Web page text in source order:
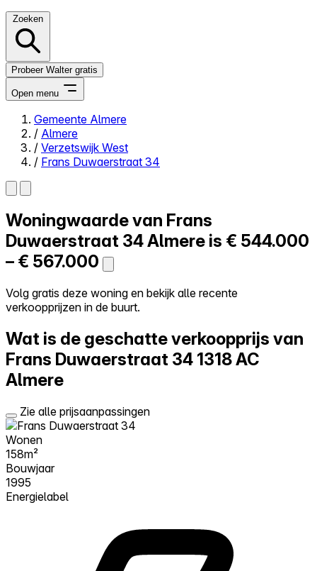
Zoeken
Probeer Walter gratis
Open menu
Close menu
Zelf kopen
Alles-in-één
Reviews
Prijzen
Log in
Probeer Walter gratis
Gemeente Almere
/ Almere
/ Verzetswijk West
/ Frans Duwaerstraat 34
Woningwaarde van Frans
Duwaerstraat 34Almere is € 544.000
– € 567.000
Volg gratis deze woning en bekijk alle recente
verkoopprijzen in de buurt.
Wat is de geschatte verkoopprijs van
Frans Duwaerstraat 34 1318 AC
Almere
Zie alle prijsaanpassingen
Wonen
158m²
Bouwjaar
1995
Energielabel